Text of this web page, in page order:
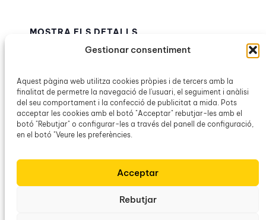
Gestionar consentiment
Aquest pàgina web utilitza cookies pròpies i de tercers amb la
finalitat de permetre la navegació de l'usuari, el seguiment i anàlisi
del seu comportament i la confecció de publicitat a mida. Pots
acceptar les cookies amb el botó "Acceptar" rebutjar-les amb el
botó "Rebutjar" o configurar-les a través del panell de configuració,
en el botó "Veure les preferències.
Acceptar
Rebutjar
MOSTRA ELS DETALLS
Hora:
12:00h – 13:30h
Categoria d’Esdeveniment:
OCB Andratx
abocat al poble»